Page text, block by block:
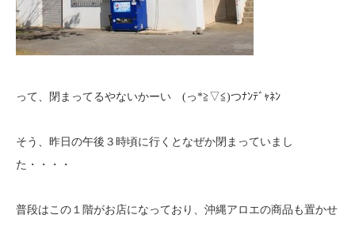
って、閉まってるやないかーい (っ*≧▽≦)つﾅﾝﾃﾞｬﾈﾝ
そう、昨日の午後３時頃に行くとなぜか閉まっていまし
た・・・・
普段はこの１階がお店になっており、沖縄アロエの商品も置かせ